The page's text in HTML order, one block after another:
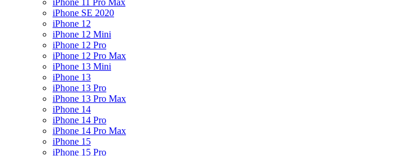
iPhone 11 Pro Max
iPhone SE 2020
iPhone 12
iPhone 12 Mini
iPhone 12 Pro
iPhone 12 Pro Max
iPhone 13 Mini
iPhone 13
iPhone 13 Pro
iPhone 13 Pro Max
iPhone 14
iPhone 14 Pro
iPhone 14 Pro Max
iPhone 15
iPhone 15 Pro